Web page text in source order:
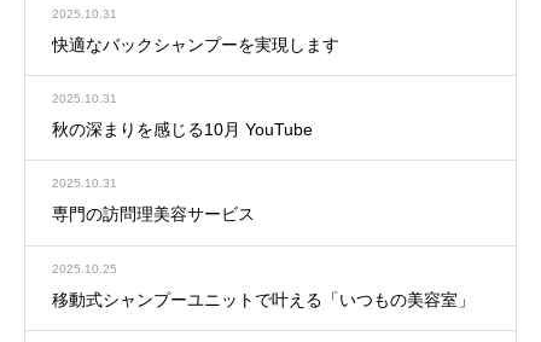
2025.10.31
快適なバックシャンプーを実現します
2025.10.31
秋の深まりを感じる10月 YouTube
2025.10.31
専門の訪問理美容サービス
2025.10.25
移動式シャンプーユニットで叶える「いつもの美容室」